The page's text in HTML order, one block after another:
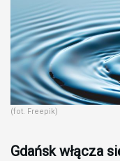
(fot. Freepik)
Gdańsk włącza